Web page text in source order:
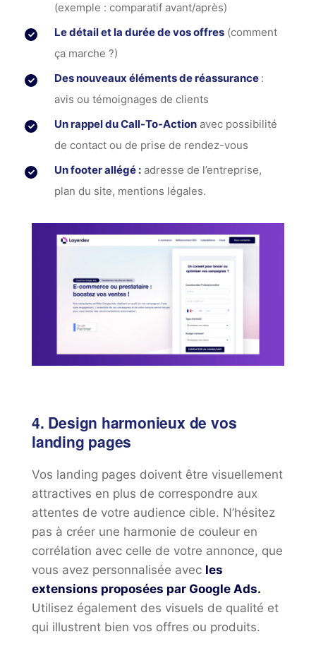
(exemple : comparatif avant/après)
Le détail et la durée de vos offres (comment
ça marche ?)
Des nouveaux éléments de réassurance :
avis ou témoignages de clients
Un rappel du Call-To-Action avec possibilité
de contact ou de prise de rendez-vous
Un footer allégé : adresse de l’entreprise,
plan du site, mentions légales.
4. Design harmonieux de vos
landing pages
Vos landing pages doivent être visuellement
attractives en plus de correspondre aux
attentes de votre audience cible. N’hésitez
pas à créer une harmonie de couleur en
corrélation avec celle de votre annonce, que
vous avez personnalisée avec les
extensions proposées par Google Ads.
Utilisez également des visuels de qualité et
qui illustrent bien vos offres ou produits.